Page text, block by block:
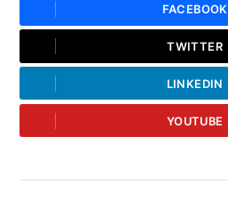
FACEBOOK
TWITTER
LINKEDIN
YOUTUBE